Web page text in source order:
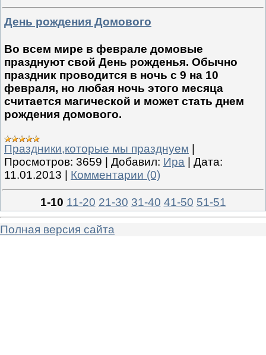
День рождения Домового
Во всем мире в феврале домовые
празднуют свой День рожденья. Обычно
праздник проводится в ночь с 9 на 10
февраля, но любая ночь этого месяца
считается магической и может стать днем
рождения домового.
Праздники,которые мы празднуем
Просмотров: 3659 Добавил: Ира
Дата:
11.01.2013
Комментарии (0)
1-10 11-20 21-30 31-40 41-50 51-51
Полная версия сайта